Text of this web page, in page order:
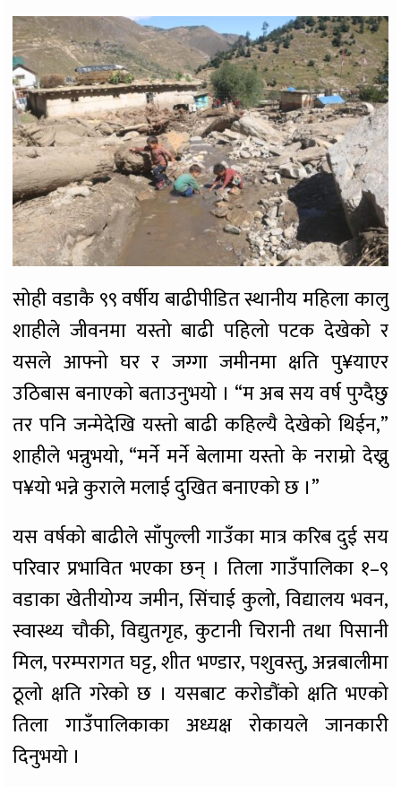
सोही वडाकै ९९ वर्षीय बाढीपीडित स्थानीय महिला कालु
शाहीले जीवनमा यस्तो बाढी पहिलो पटक देखेको र
यसले आफ्नो घर र जग्गा जमीनमा क्षति पु¥याएर
उठिबास बनाएको बताउनुभयो । “म अब सय वर्ष पुग्दैछु
तर पनि जन्मेदेखि यस्तो बाढी कहिल्यै देखेको थिईन,”
शाहीले भन्नुभयो, “मर्ने मर्ने बेलामा यस्तो के नराम्रो देख्नु
प¥यो भन्ने कुराले मलाई दुखित बनाएको छ ।”
यस वर्षको बाढीले साँपुल्ली गाउँका मात्र करिब दुई सय
परिवार प्रभावित भएका छन् । तिला गाउँपालिका १–९
वडाका खेतीयोग्य जमीन, सिंचाई कुलो, विद्यालय भवन,
स्वास्थ्य चौकी, विद्युतगृह, कुटानी चिरानी तथा पिसानी
मिल, परम्परागत घट्ट, शीत भण्डार, पशुवस्तु, अन्नबालीमा
ठूलो क्षति गरेको छ । यसबाट करोडौंको क्षति भएको
तिला गाउँपालिकाका अध्यक्ष रोकायले जानकारी
दिनुभयो ।